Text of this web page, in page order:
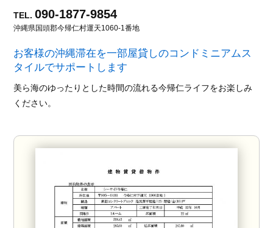
TEL.090-1877-9854
沖縄県国頭郡今帰仁村運天1060-1番地
お客様の沖縄滞在を一部屋貸しのコンドミニアムス
タイルでサポートします
美ら海のゆったりとした時間の流れる今帰仁ライフをお楽しみ
ください。